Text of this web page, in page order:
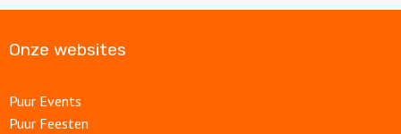
Onze websites
Puur Events
Puur Feesten